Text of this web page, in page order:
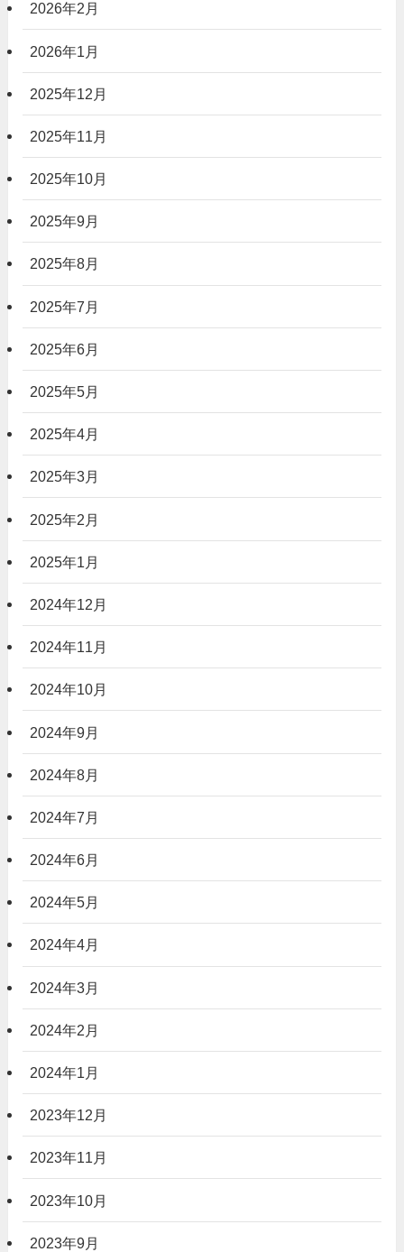
2026年2月
2026年1月
2025年12月
2025年11月
2025年10月
2025年9月
2025年8月
2025年7月
2025年6月
2025年5月
2025年4月
2025年3月
2025年2月
2025年1月
2024年12月
2024年11月
2024年10月
2024年9月
2024年8月
2024年7月
2024年6月
2024年5月
2024年4月
2024年3月
2024年2月
2024年1月
2023年12月
2023年11月
2023年10月
2023年9月